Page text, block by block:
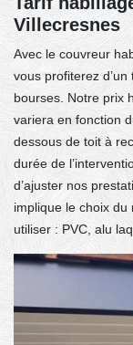
Villecresnes
Avec le couvreur
vous profiterez
bourses. Notre prix
variera en fonction
dessous de toit à
durée de
d’ajuster nos
implique le choix du
utiliser : PVC, alu